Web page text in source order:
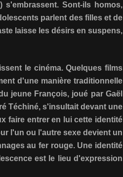
s'embrassent. Sont-ils homos,
parlent des filles et de
laisse les désirs en suspens,
le cinéma. Quelques films
d'une manière traditionnelle
jeune François, joué par Gaël
Téchiné, s'insultait devant une
faire entrer en lui cette identité
l'un ou l'autre sexe devient un
au fer rouge. Une identité
est le lieu d'expression